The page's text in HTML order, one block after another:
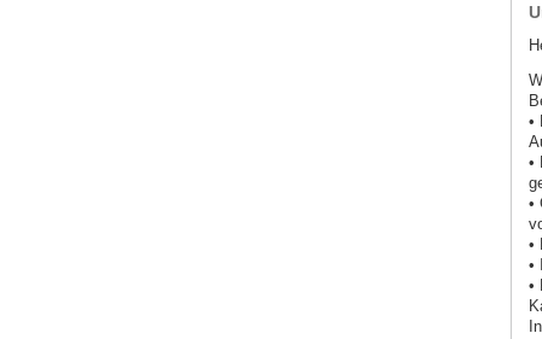
•
•
•
•
•
•